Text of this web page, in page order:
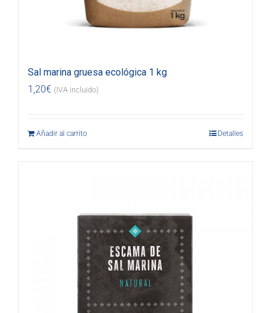
Sal marina gruesa ecológica 1 kg
1,20€ (IVA incluido)
Añadir al carrito Detalles